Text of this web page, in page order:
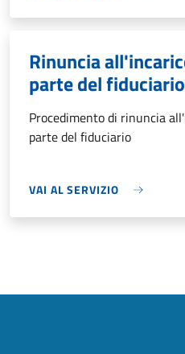
Rinuncia
parte del fiduciario
Procedimento di rinuncia
parte del fiduciario
VAI AL SERVIZIO